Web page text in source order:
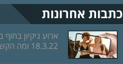
כתבות אחרונות
ארוע ניקיון בחוף
18.3.22 ומה הקשר ל NFT ?